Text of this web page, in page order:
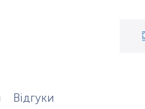
Відгуки